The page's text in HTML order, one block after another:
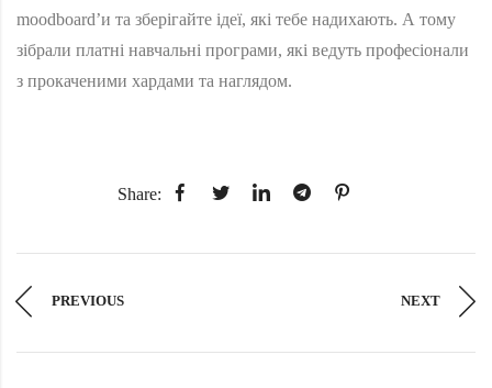
moodboard’и та зберігайте ідеї, які тебе надихають. А тому
зібрали платні навчальні програми, які ведуть професіонали
з прокаченими хардами та наглядом.
Share:
PREVIOUS NEXT